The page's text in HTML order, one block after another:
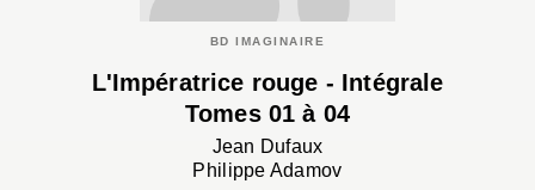
BD IMAGINAIRE
L'Impératrice rouge - Intégrale
Tomes 01 à 04
Jean Dufaux
Philippe Adamov